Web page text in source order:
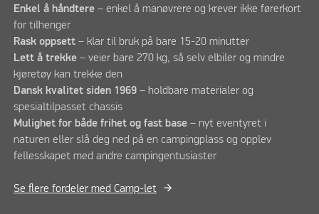
Enkel å håndtere– enkel å manøvrere og krever ikke førerkort
for tilhenger
Rask oppsett– klar til bruk på bare 15-20 minutter
Lett å trekke – veier bare 270 kg, så selv elbiler og mindre
kjøretøy kan trekke den
Dansk kvalitet siden 1969 – holdbare materialer og
spesialtilpasset chassis
Mulighet for både frihet og fast base – nyt eventyret i
naturen eller slå deg ned på en campingplass og opplev
fellesskapet med andre campingentusiaster
Se flere fordeler med Camp-let